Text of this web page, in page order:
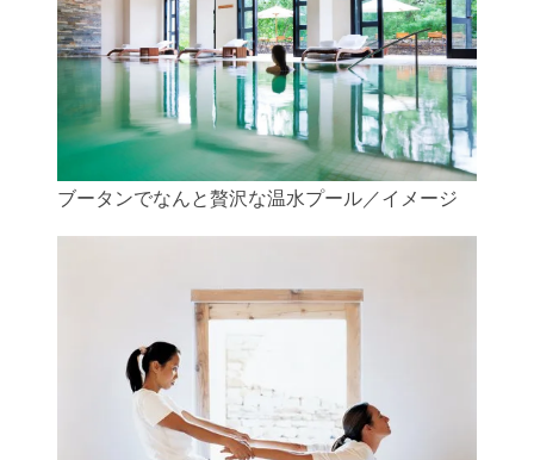
ブータンでなんと贅沢な温水プール／イメージ